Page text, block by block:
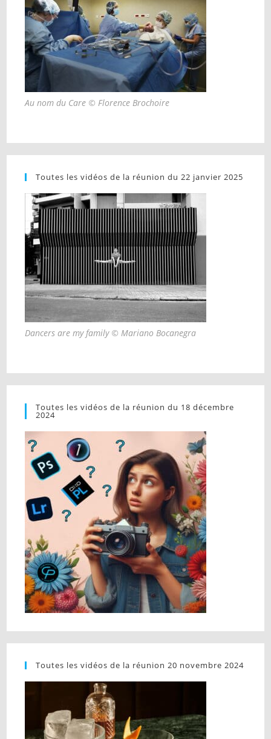
Au nom du Care © Florence Brochoire
Toutes les vidéos de la réunion du 22 janvier 2025
Dancers are my family © Mariano Bocanegra
Toutes les vidéos de la réunion du 18 décembre
2024
Toutes les vidéos de la réunion 20 novembre 2024